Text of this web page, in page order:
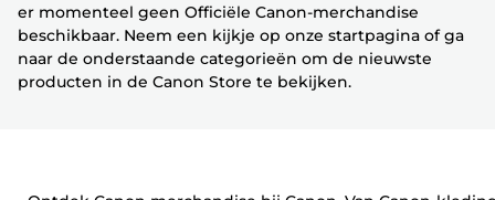
er momenteel geen Officiële Canon-merchandise
beschikbaar. Neem een kijkje op onze startpagina of ga
naar de onderstaande categorieën om de nieuwste
producten in de Canon Store te bekijken.